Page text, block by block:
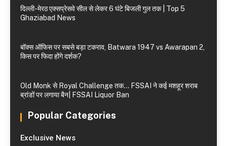
दिल्ली-मेरठ एक्सप्रेसवे सील से लेकर 6 घंटे बिजली गुल तक | Top 5
Ghaziabad News
बॉक्स ऑफिस पर सबसे बड़ा टकराव, Batwara 1947 vs Awarapan 2,
किस पर फिदा होंगे दर्शक?
Old Monk से Royal Challenge तक… FSSAI ने कई मशहूर शराब
ब्रांडों पर लगाया बैन| FSSAI Liquor Ban
Popular Categories
Exclusive News